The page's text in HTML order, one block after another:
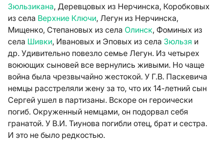
Зюльзикана, Деревцовых из Нерчинска, Коробковых
из села Верхние Ключи, Легун из Нерчинска,
Мищенко, Степановых из села Олинск, Фоминых из
села Шивки, Ивановых и Эповых из села Зюльзя и
др. Удивительно повезло семье Легун. Из четырех
воюющих сыновей все вернулись живыми. Но чаще
война была чрезвычайно жестокой. У Г.В. Паскевича
немцы расстреляли жену за то, что их 14-летний сын
Сергей ушел в партизаны. Вскоре он героически
погиб. Окруженный немцами, он подорвал себя
гранатой. У В.И. Тиунова погибли отец, брат и сестра.
И это не было редкостью.